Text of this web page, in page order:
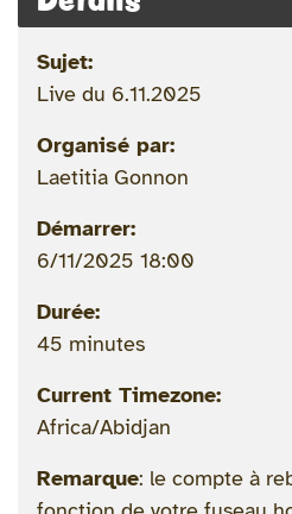
Sujet:
Live du 6.11.2025
Organisé par:
Laetitia Gonnon
Démarrer:
6/11/2025 18:00
Durée:
45 minutes
Current Timezone:
Africa/Abidjan
Remarque: le compte à